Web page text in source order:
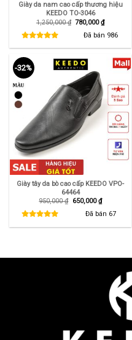
Giày da nam cao cấp thương hiệu
KEEDO TO-3046
1,250,000₫ Giá
1,250,000 ₫.
780,000₫Giá
hiện
tại
là:
780,000 ₫.
Đã bán 986
-32%
Giày tây da bò cao cấp KEEDO VPO-
64464
950,000₫ Giá
650,000₫Giá
hiện
tại
Đã bán 67